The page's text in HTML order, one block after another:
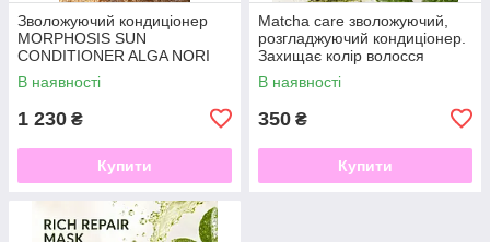
Зволожуючий кондиціонер
MORPHOSIS SUN
CONDITIONER ALGA NORI
150ML
В наявності
1 230 ₴
Купити
Matcha care зволожуючий,
розгладжуючий кондиціонер.
Захищає колір волосся
В наявності
350 ₴
Купити